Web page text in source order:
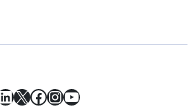
X Facebook
Instagram
YouTube